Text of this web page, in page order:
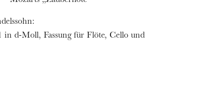
d-Moll, Fassung für Flöte, Cello und